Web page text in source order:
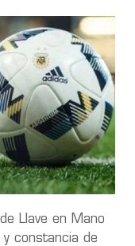
Llave en Mano
constancia de